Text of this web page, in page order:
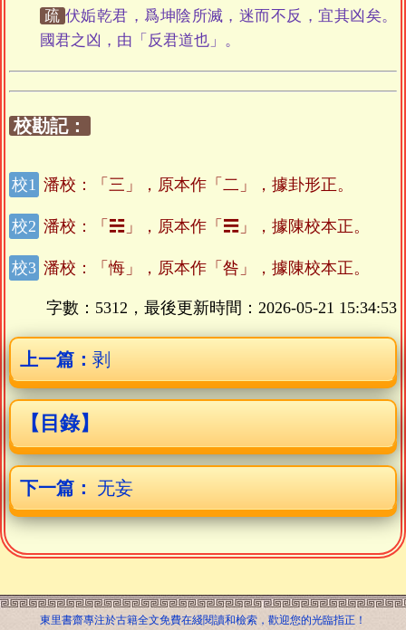
疏 伏姤乾君，爲坤陰所滅，迷而不反，宜其凶矣。
國君之凶，由「反君道也」。
校勘記：
潘校：「三」，原本作「二」，據卦形正。
潘校：「☵」，原本作「☴」，據陳校本正。
潘校：「悔」，原本作「咎」，據陳校本正。
字數：5312，最後更新時間： 2026-05-21 15:34:53
上一篇： 剥
【目錄】
下一篇： 无妄
東里書齋專注於古籍全文免費在綫閱讀和檢索，歡迎您的光臨指正！